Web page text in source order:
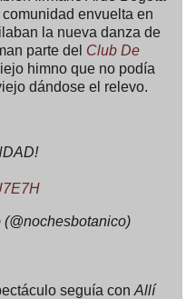
envuelta en
la nueva danza de
parte del Club De
himno que no podía
dándose el relevo.
seguía con Allí